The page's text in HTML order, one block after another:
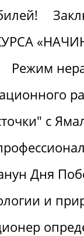
Режим
с
Дня
и